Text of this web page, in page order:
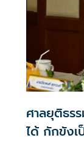
ศาลยุติธร
ได้ กักขังเ